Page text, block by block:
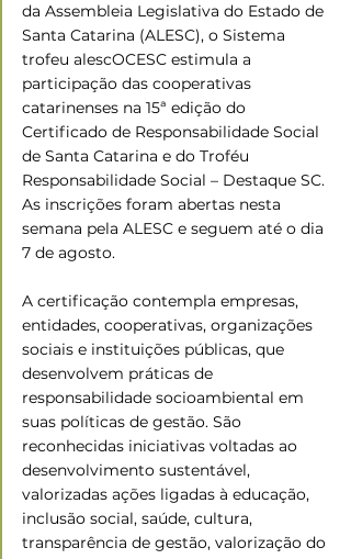
da Assembleia Legislativa do Estado de
Santa Catarina (ALESC), o Sistema
trofeu alescOCESC estimula a
participação das cooperativas
catarinenses na 15ª edição do
Certificado de Responsabilidade Social
de Santa Catarina e do Troféu
Responsabilidade Social – Destaque SC.
As inscrições foram abertas nesta
semana pela ALESC e seguem até o dia
7 de agosto.
A certificação contempla empresas,
entidades, cooperativas, organizações
sociais e instituições públicas, que
desenvolvem práticas de
responsabilidade socioambiental em
suas políticas de gestão. São
reconhecidas iniciativas voltadas ao
desenvolvimento sustentável,
valorizadas ações ligadas à educação,
inclusão social, saúde, cultura,
transparência de gestão, valorização do